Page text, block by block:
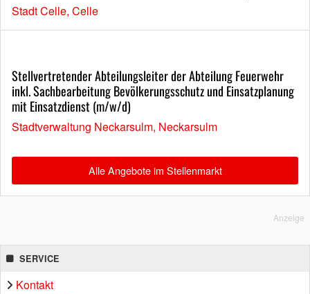
Stadt Celle, Celle
Stellvertretender Abteilungsleiter der Abteilung Feuerwehr
inkl. Sachbearbeitung Bevölkerungsschutz und Einsatzplanung
mit Einsatzdienst (m/w/d)
Stadtverwaltung Neckarsulm, Neckarsulm
Alle Angebote im Stellenmarkt
Anzeige
SERVICE
Kontakt